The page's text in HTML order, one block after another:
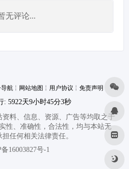
无评论...
导航 ╎ 网站地图 ╎ 用户协议 ╎ 免责声明
: 5922天9小时45分3秒
料、信息、资源、广告等均取之于
性、准确性，合法性，均与本站无
任何相关法律责任。
16003827号-1